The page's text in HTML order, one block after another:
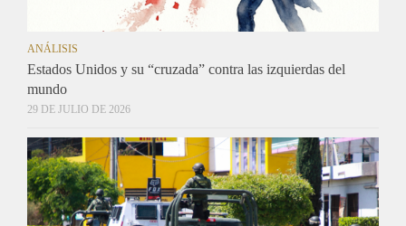
ANÁLISIS
Estados Unidos y su “cruzada” contra las izquierdas del
mundo
29 DE JULIO DE 2026